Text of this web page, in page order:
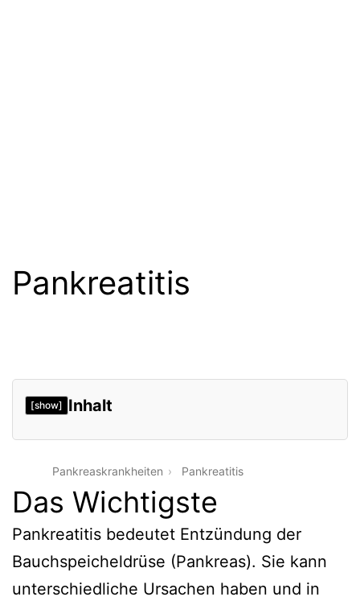
Pankreatitis
[show] Inhalt
Pankreaskrankheiten Pankreatitis
Das Wichtigste
Pankreatitis bedeutet Entzündung der
Bauchspeicheldrüse (Pankreas). Sie kann
unterschiedliche Ursachen haben und in